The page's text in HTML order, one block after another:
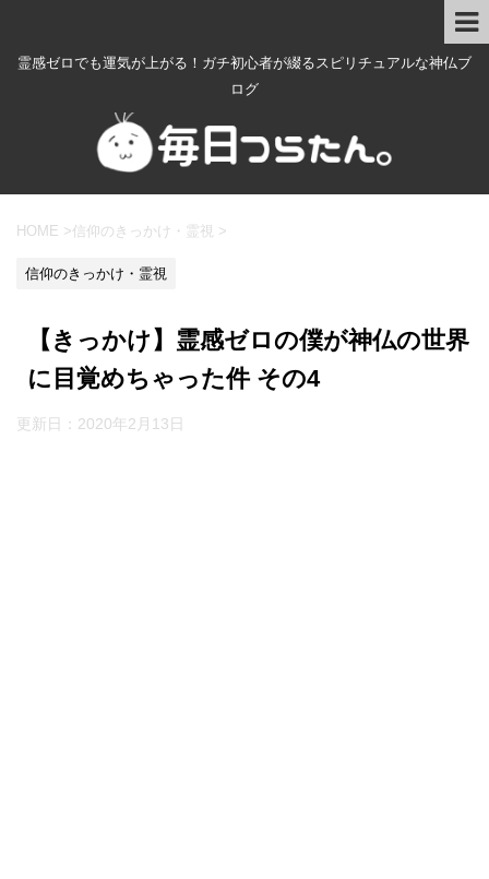
霊感ゼロでも運気が上がる！ガチ初心者が綴るスピリチュアルな神仏ブ
ログ
HOME >信仰のきっかけ・霊視 >
信仰のきっかけ・霊視
【きっかけ】霊感ゼロの僕が神仏の世界
に目覚めちゃった件 その4
更新日： 2020年2月13日